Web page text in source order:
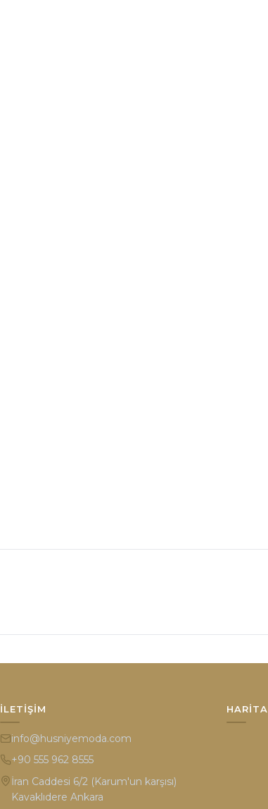
İLETIŞIM
info@husniyemoda.com
+90 555 962 8555
İran Caddesi 6/2 (Karum'un karşısı)
Kavaklıdere Ankara
HARITA